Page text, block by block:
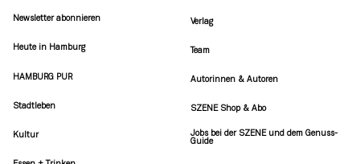
Newsletter abonnieren
Heute in Hamburg
HAMBURG PUR
Stadtleben
Kultur
Verlag
Team
Autorinnen & Autoren
SZENE Shop & Abo
Jobs bei der SZENE und dem Genuss-
Guide